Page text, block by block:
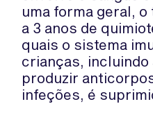
uma forma geral,
a 3 anos de
quais o sistema
crianças, incluindo
produzir
infeções, é